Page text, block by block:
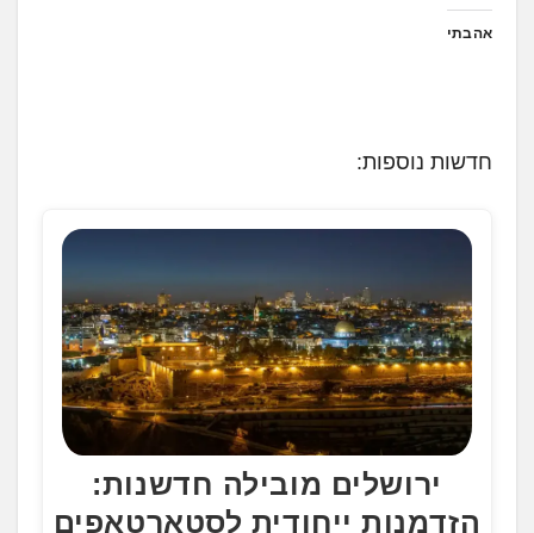
אהבתי
חדשות נוספות:
ירושלים מובילה חדשנות:
הזדמנות ייחודית לסטארטאפים